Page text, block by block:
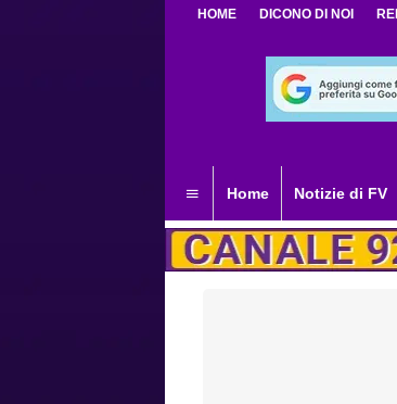
HOME DICONO DI NOI
Home Notizie di FV